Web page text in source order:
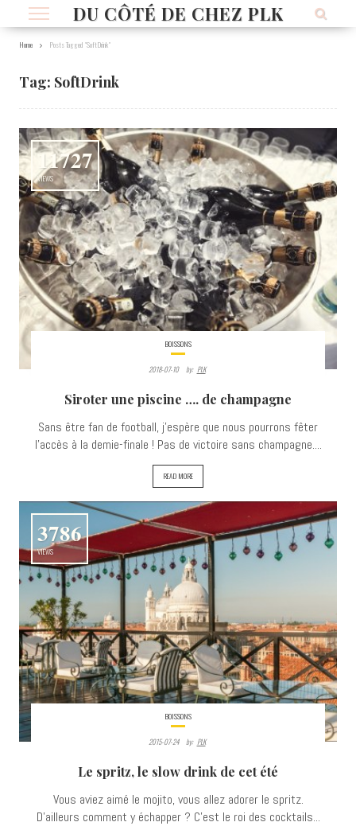
DU CÔTÉ DE CHEZ PLK
Home Posts Tagged "SoftDrink"
Tag: SoftDrink
11727
VIEWS
BOISSONS
2018-07-10 By: PLK
Siroter une piscine …. de champagne
Sans être fan de football, j'espère que nous pourrons fêter
l'accès à la demie-finale ! Pas de victoire sans champagne....
READ MORE
3786
VIEWS
BOISSONS
2015-07-24 By: PLK
Le spritz, le slow drink de cet été
Vous aviez aimé le mojito, vous allez adorer le spritz.
D'ailleurs comment y échapper ? C'est le roi des cocktails...